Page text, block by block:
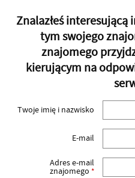
Znalazłeś
tym swojego
znajomego
kierującym na
Twoje imię i nazwisko
E-mail
Adres e-mail
znajomego *